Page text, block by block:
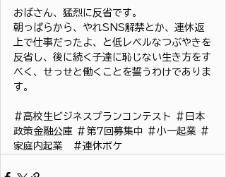
おばさん、猛烈に反省です。
朝っぱらから、やれSNS解禁とか、連休返
上で仕事だったよ、と低レベルなつぶやきを
反省し、後に続く子達に恥じない生き方をす
べく、せっせと働くことを誓うわけでありま
す。
＃高校生ビジネスプランコンテスト ＃日本
政策金融公庫 ＃第7回募集中 ＃小一起業 ＃
家庭内起業　＃連休ボケ